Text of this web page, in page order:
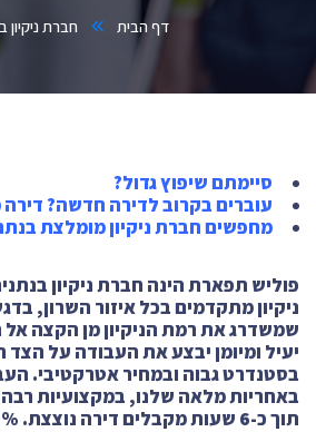
דף הבית חברת ניקיון
סיימתם שיפוץ גדול?
עוברים בקרוב לדירה חדשה?
מחפשים חברת ניקיון מומלצת
פוליש תפארת הינה חברת ניקיון
ניקיון מתקדמים בכל איזור השרון,
שמשדרג את רמת הניקיון מן הקצה
יעיל ומיומן יבצע את העבודה על הצד
בסטנדרט גבוה ובמחיר אטרקטיבי.
באחריות מלאה שלנו, במקצועיות רבה
תוך כ-6 שעות מקבלים דירה נוצצת. 100% שירות ואמינות!